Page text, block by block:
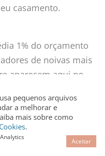
casamento.
1% do orçamento
de noivas mais
aparecem aqui no
no Final de
e R$
pequenos arquivos
a melhorar e
mais sobre como
.
Analytics
Aceitar